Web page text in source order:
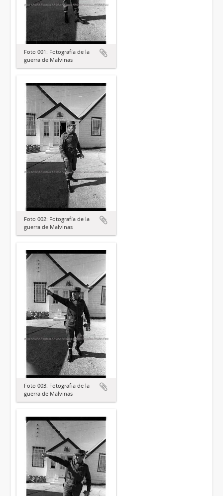
Foto 001: Fotografía de la
guerra de Malvinas
Foto 002: Fotografía de la
guerra de Malvinas
Foto 003: Fotografía de la
guerra de Malvinas